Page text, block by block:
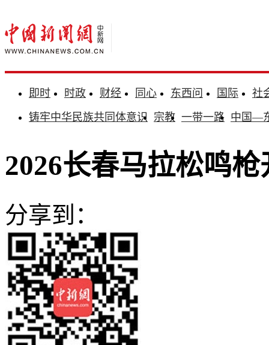
即时 时政 财经 同心 东西问 国际
社
铸牢中华民族共同体意识 宗教 一带一路 中国—
2026长春马拉松鸣
分享到：